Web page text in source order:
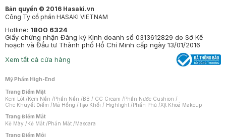
Bản quyền © 2016 Hasaki.vn
Công Ty cổ phần HASAKI VIETNAM
Hotline: 1800 6324
Giấy chứng nhận Đăng ký Kinh doanh số 0313612829 do Sở Kế
hoạch và Đầu tư Thành phố Hồ Chí Minh cấp ngày 13/01/2016
Xem tất cả cửa hàng
Mỹ Phẩm High-End
Trang Điểm Mặt
Kem Lót /Kem Nền /Phấn Nền /BB / CC Cream /Phấn Nước Cushion /
Che Khuyết Điểm /Má Hồng /Tạo Khối / Highlight /Phấn Phủ /Xịt Khoá Makeup
Trang Điểm Mắt
Kẻ Mày /Kẻ Mắt /Phấn Mắt /Mascara
Trang Điểm Môi